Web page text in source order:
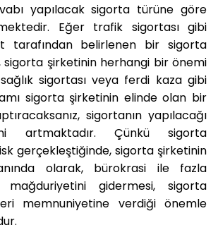
yapılacak sigorta türüne göre
Eğer trafik sigortası gibi
tarafından belirlenen bir sigorta
sigorta şirketinin herhangi bir önemi
sigortası veya ferdi kaza gibi
sigorta şirketinin elinde olan bir
sigortanın yapılacağı
artmaktadır. Çünkü sigorta
gerçekleştiğinde, sigorta şirketinin
olarak, bürokrasi ile fazla
mağduriyetini gidermesi, sigorta
memnuniyetine verdiği önemle